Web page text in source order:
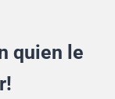
quien le